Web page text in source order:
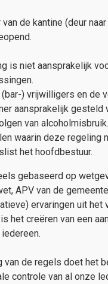
de kantine (deur
is niet aansprakelijk
(bar-) vrijwilligers en de
aansprakelijk gesteld
van alcoholmisbruik.
waarin deze regeling
het hoofdbestuur.
gebaseerd op
APV van de
ervaringen uit het
het creëren van een
van de regels doet het
controle van al onze